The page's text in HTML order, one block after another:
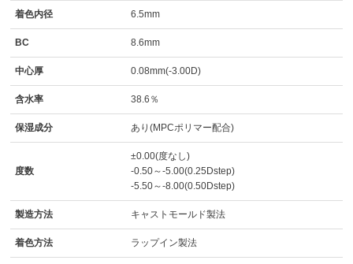
着色内径 6.5mm
BC 8.6mm
中心厚 0.08mm(-3.00D)
含水率 38.6％
保湿成分 あり(MPCポリマー配合)
度数
±0.00(度なし)
-0.50～-5.00(0.25Dstep)
-5.50～-8.00(0.50Dstep)
製造方法 キャストモールド製法
着色方法 ラップイン製法